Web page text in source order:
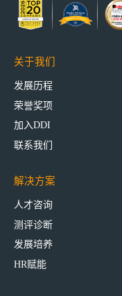
关于我们
发展历程
荣誉奖项
加入DDI
联系我们
解决方案
人才咨询
测评诊断
发展培养
HR赋能